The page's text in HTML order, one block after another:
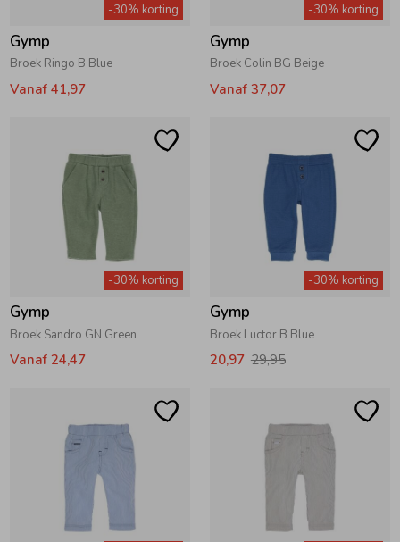
-30% korting
Gymp
Broek Ringo B Blue
Vanaf 41,97
-30% korting
Gymp
Broek Colin BG Beige
Vanaf 37,07
-30% korting
Gymp
Broek Sandro GN Green
Vanaf 24,47
-30% korting
Gymp
Broek Luctor B Blue
20,97 29,95